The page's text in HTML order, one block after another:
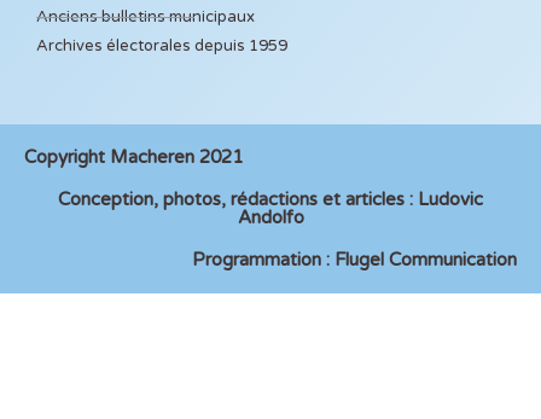
Anciens bulletins municipaux
Archives électorales depuis 1959
Copyright Macheren 2021
Conception, photos, rédactions et articles : Ludovic
Andolfo
Programmation : Flugel Communication